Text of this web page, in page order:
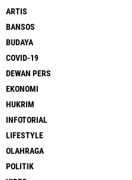
ARTIS
BANSOS
BUDAYA
COVID-19
DEWAN PERS
EKONOMI
HUKRIM
INFOTORIAL
LIFESTYLE
OLAHRAGA
POLITIK